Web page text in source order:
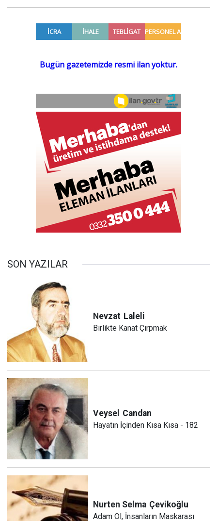
SON YAZILAR
Nevzat Laleli
Birlikte Kanat Çırpmak
Veysel Candan
Hayatın İçinden Kısa Kısa - 182
Nurten Selma Çevikoğlu
Adam Ol, İnsanların Maskarası